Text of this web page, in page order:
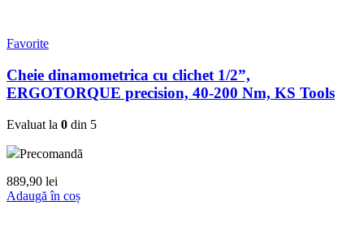
Favorite
Cheie dinamometrica cu clichet 1/2”,
ERGOTORQUE precision, 40-200 Nm, KS Tools
Evaluat la 0 din 5
Precomandă
889,90 lei
Adaugă în coș